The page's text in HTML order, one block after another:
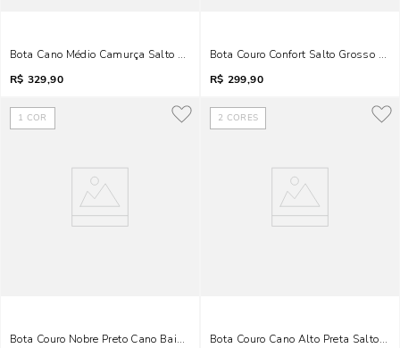
Bota Cano Médio Camurça Salto Baixo Preto
R$ 329,90
Bota Couro Confort Salto Grosso
R$ 299,90
1 COR
Bota Couro Nobre Preto Cano Baixo Metal
2 CORES
Bota Couro Cano Alto Preta Salto